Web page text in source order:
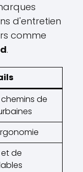
d'entretien
comme
.
de
de